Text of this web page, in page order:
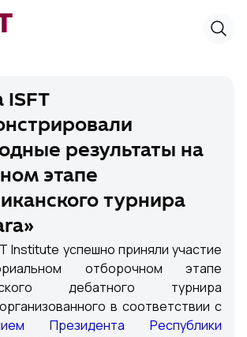
ISFT
результаты на
этапе
турнира
Institute успешно приняли участие
отборочном этапе
дебатного турнира
в соответствии с
Президента Республики